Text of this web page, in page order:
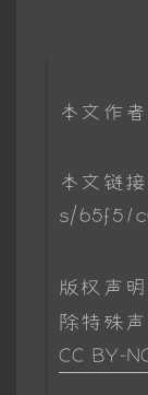
本文作
本文链
s/
版权声明
除特殊
CC BY-